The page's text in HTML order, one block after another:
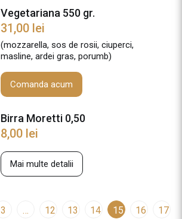
Vegetariana 550 gr.
31,00 lei
(mozzarella, sos de rosii, ciuperci,
masline, ardei gras, porumb)
Comanda acum
Birra Moretti 0,50
8,00 lei
Mai multe detalii
3 … 12 13 14 15 16
17